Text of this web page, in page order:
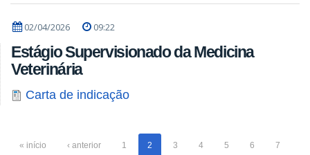
02/04/2026 09:22
Estágio Supervisionado da Medicina
Veterinária
Carta de indicação
« início ‹ anterior 1 2 3 4 5 6 7